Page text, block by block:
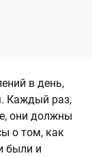
в день,
Каждый раз,
они должны
о том, как
были и